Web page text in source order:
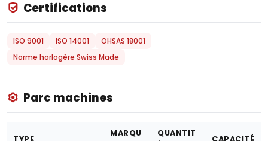
Certifications
ISO 9001 ISO 14001
OHSAS 18001
Norme horlogère Swiss Made
Parc machines
TYPE
MARQU
QUANTIT
CAPACITÉ